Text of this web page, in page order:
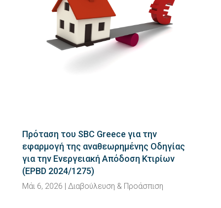
Πρόταση του SBC Greece για την
εφαρμογή της αναθεωρημένης Οδηγίας
για την Ενεργειακή Απόδοση Κτιρίων
(EPBD 2024/1275)
Μάι 6, 2026 | Διαβούλευση & Προάσπιση